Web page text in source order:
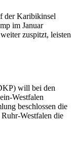
der Karibikinsel
im Januar
zuspitzt, leisten
will bei den
Westfalen
beschlossen die
Westfalen die